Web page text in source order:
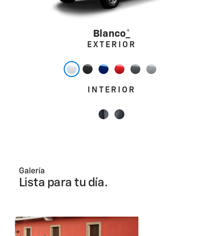
EXTERIOR
INTERIOR
Blanco*
Galería
Lista para tu día.